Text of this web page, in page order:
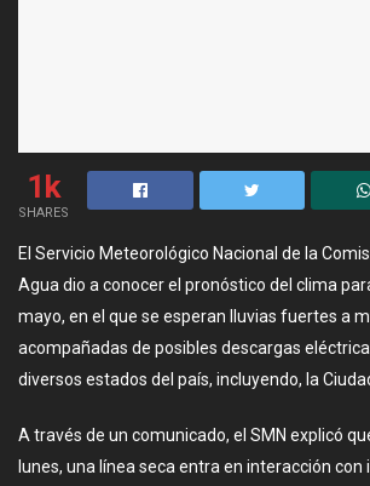
1k
SHARES
El Servicio Meteorológico Nacional de la
Agua dio a conocer el pronóstico del clima
mayo, en el que se esperan lluvias fuertes a
acompañadas de posibles descargas
diversos estados del país, incluyendo, la
A través de un comunicado, el SMN explicó
lunes, una línea seca entra en interacción con